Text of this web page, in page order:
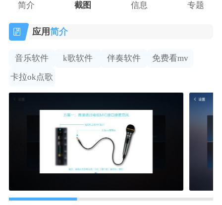
简介 截图 信息 专题
应用简介
音乐软件 k歌软件 伴奏软件 免费看mv
卡拉ok点歌